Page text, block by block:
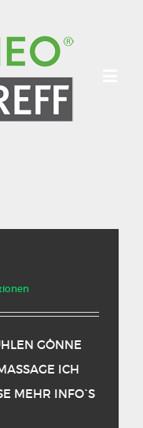
GÖNNE
ICH
MEHR INFO`S